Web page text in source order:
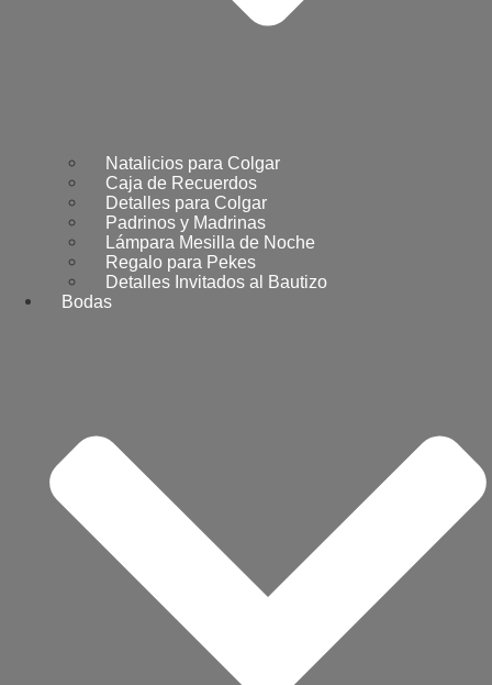
Natalicios para Colgar
Caja de Recuerdos
Detalles para Colgar
Padrinos y Madrinas
Lámpara Mesilla de Noche
Regalo para Pekes
Detalles Invitados al Bautizo
Bodas